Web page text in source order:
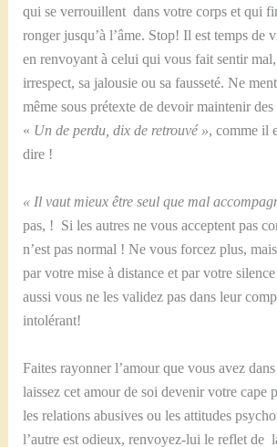
qui se verrouillent dans votre corps et qui
ronger jusqu’à l’âme. Stop! Il est temps de
en renvoyant à celui qui vous fait sentir mal,
irrespect, sa jalousie ou sa fausseté. Ne
même sous prétexte de devoir maintenir
« Un de perdu, dix de retrouvé », comme il
dire !
« Il vaut mieux être seul que mal
pas, ! Si les autres ne vous acceptent pas
n’est pas normal ! Ne vous forcez plus,
par votre mise à distance et par votre
aussi vous ne les validez pas dans leur
intolérant!
Faites rayonner l’amour que vous avez
laissez cet amour de soi devenir votre cape
les relations abusives ou les attitudes
l’autre est odieux, renvoyez-lui le reflet de